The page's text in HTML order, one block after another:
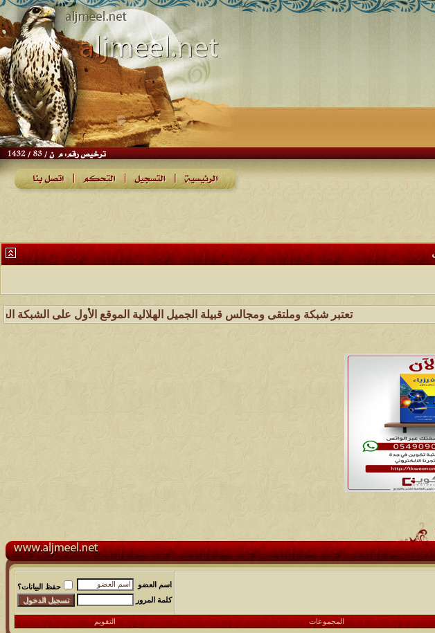
تعتبر شبكة وملتقى ومجالس قبيلة الجميل الهلالية الموقع الأول على الشبكة العنكبوتية
اسم العضو
حفظ البيانات؟
كلمة المرور
المجموعات التقويم